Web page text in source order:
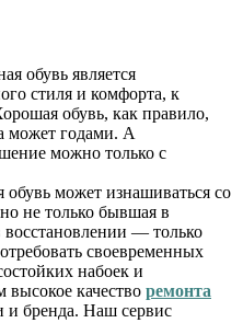
обувь является
стиля и комфорта, к
обувь, как правило,
может годами. А
можно только с
обувь может изнашиваться со
не только бывшая в
восстановлении — только
своевременных
набоек и
качество ремонта
и бренда. Наш сервис